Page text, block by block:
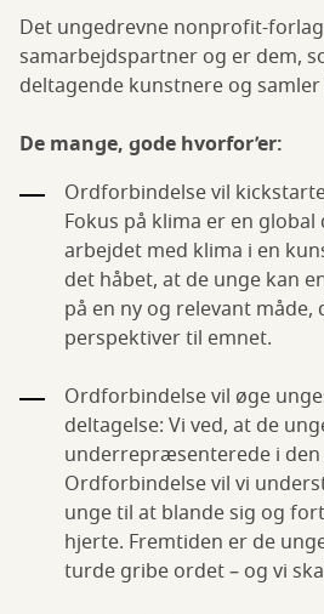
Det ungedrevne nonprofit-
samarbejdspartner og er dem,
deltagende kunstnere og
De mange, gode hvorfor’er:
Ordforbindelse vil
Fokus på klima er en
arbejdet med klima i en
det håbet, at de unge kan
på en ny og relevant
perspektiver til emnet.
Ordforbindelse vil øge
deltagelse: Vi ved, at de
underrepræsenterede i
Ordforbindelse vil vi
unge til at blande sig og
hjerte. Fremtiden er de
turde gribe ordet – og vi